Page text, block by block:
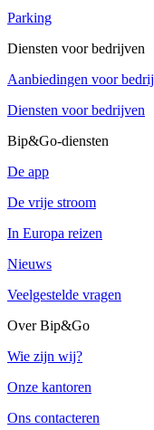
Parking
Diensten voor bedrijven
Aanbiedingen voor
Diensten voor bedrijven
Bip&Go-diensten
De app
De vrije stroom
In Europa reizen
Nieuws
Veelgestelde vragen
Over Bip&Go
Wie zijn wij?
Onze kantoren
Ons contacteren